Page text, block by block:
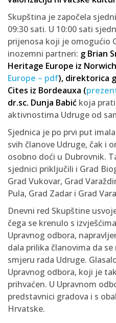
Skupština je započela
09:30 sati. U 10:00 sati
prijenosa koji je omogućio
inozemni partneri: g Brian
Heritage Europe iz
Europe – pdf), direktorica
Cites iz Bordeauxa (
dr.sc. Dunja Babić koja
aktivnostima Udruge od
Sjednica je po prvi put
svih članove Udruge, čak i
osobno doći u Dubrovnik.
sjednici priključili i Grad
Grad Vukovar, Grad
Pula, Grad Zadar i Grad
Dnevni red Skupštine
čega se krenulo s
Upravnog odbora,
dala prilika članovima da
smjeru rada Udruge.
Upravnog odbora, koji je
prihvaćen. U Upravnom
predstavnici gradova i s
Hrvatske.